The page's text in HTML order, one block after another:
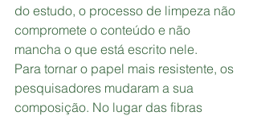
do estudo, o processo de limpeza não
compromete o conteúdo e não
mancha o que está escrito nele.
Para tornar o papel mais resistente, os
pesquisadores mudaram a sua
composição. No lugar das fibras